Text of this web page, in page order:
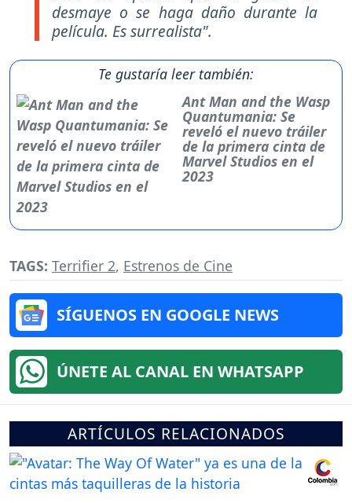
desmaye o se haga daño durante la
película. Es surrealista".
Te gustaría leer también:
Ant Man and the Wasp
Quantumania: Se
reveló el nuevo tráiler
de la primera cinta de
Marvel Studios en el
2023
TAGS: Terrifier 2, Estrenos de Cine
SÍGUENOS EN GOOGLE NEWS
ÚNETE AL CANAL EN WHATSAPP
ARTÍCULOS RELACIONADOS